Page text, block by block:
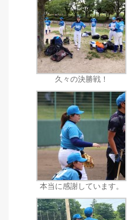
久々の決勝戦！
本当に感謝しています。